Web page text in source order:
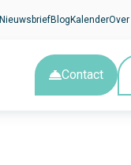
NieuwsbriefBlog Kalender
Contact